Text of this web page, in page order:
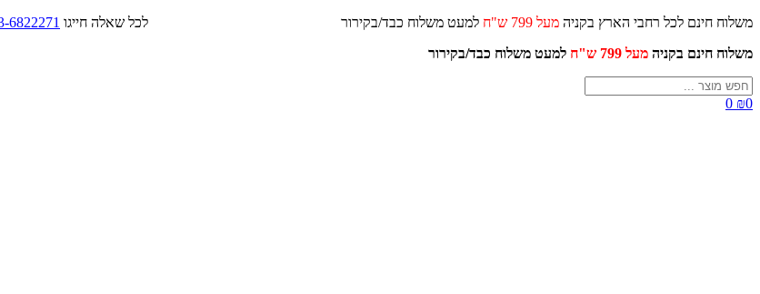
דלג
משלוח חינם לכל רחבי הארץ בקניה מעל 799 ש"ח למעט משלוח כבד/בקירור לכל שאלה חייגו 6822271
משלוח חינם בקניה מעל 799 ש"ח למעט משלוח כבד/בקירור
Search
...
₪0
0